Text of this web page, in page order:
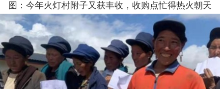
图：今年火灯村附子又获丰收，收购点忙得热火朝天